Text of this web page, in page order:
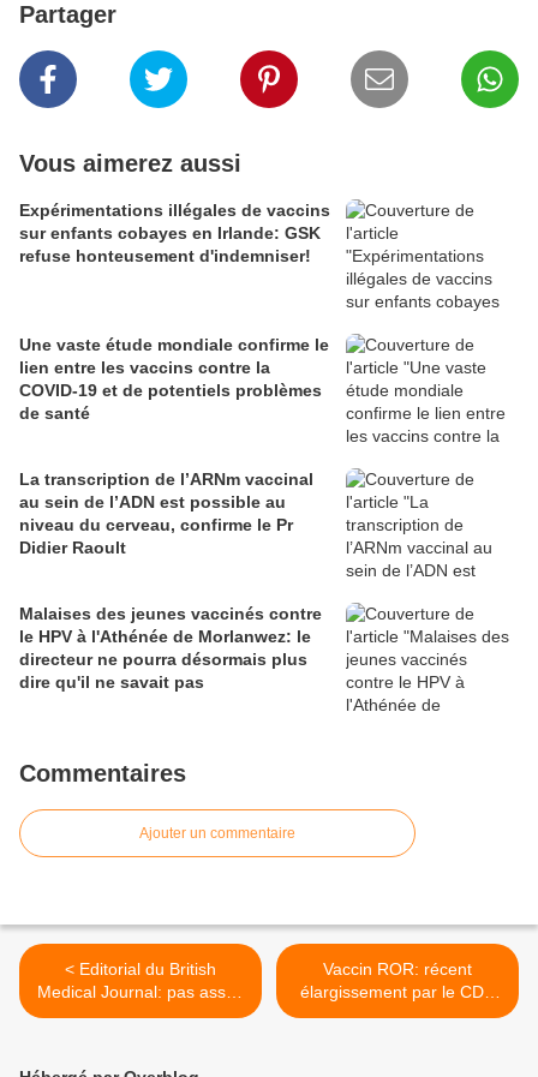
Partager
Vous aimerez aussi
Expérimentations illégales de vaccins
sur enfants cobayes en Irlande: GSK
refuse honteusement d'indemniser!
Une vaste étude mondiale confirme le
lien entre les vaccins contre la
COVID-19 et de potentiels problèmes
de santé
La transcription de l’ARNm vaccinal
au sein de l’ADN est possible au
niveau du cerveau, confirme le Pr
Didier Raoult
Malaises des jeunes vaccinés contre
le HPV à l'Athénée de Morlanwez: le
directeur ne pourra désormais plus
dire qu'il ne savait pas
Commentaires
Ajouter un commentaire
< Editorial du British
Medical Journal: pas assez
d'études pour affirmer la
Vaccin ROR: récent
élargissement par le CDC
américain des contre-